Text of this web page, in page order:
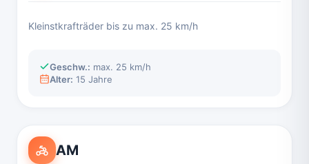
Kleinstkrafträder bis zu max. 25 km/h
Geschw.: max. 25 km/h
Alter: 15 Jahre
AM